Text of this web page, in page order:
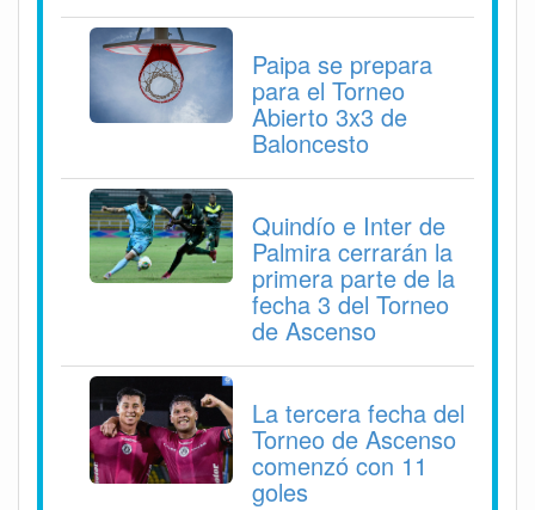
Paipa se prepara
para el Torneo
Abierto 3x3 de
Baloncesto
Quindío e Inter de
Palmira cerrarán la
primera parte de la
fecha 3 del Torneo
de Ascenso
La tercera fecha del
Torneo de Ascenso
comenzó con 11
goles